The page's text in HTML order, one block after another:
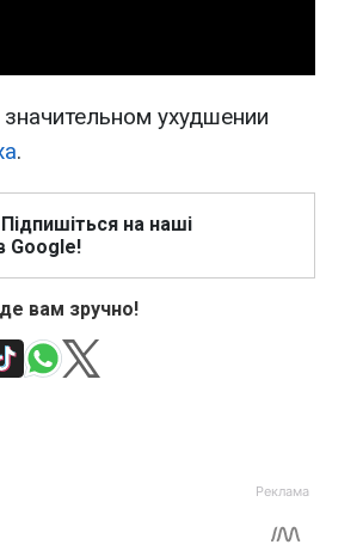
ухудшении
.
на наші
Google!
вам зручно!